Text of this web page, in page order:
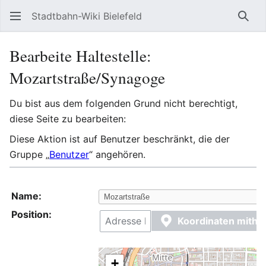
Stadtbahn-Wiki Bielefeld
Bearbeite Haltestelle:
Mozartstraße/Synagoge
Du bist aus dem folgenden Grund nicht berechtigt,
diese Seite zu bearbeiten:
Diese Aktion ist auf Benutzer beschränkt, die der
Gruppe „Benutzer“ angehören.
Name:
Position:
Koordinaten